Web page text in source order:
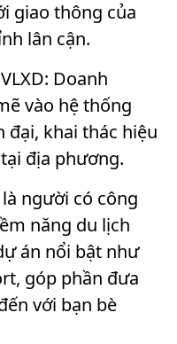
giao thông của
lân cận.
Doanh
vào hệ thống
đại, khai thác hiệu
địa phương.
người có công
năng du lịch
án nổi bật như
góp phần đưa
với bạn bè